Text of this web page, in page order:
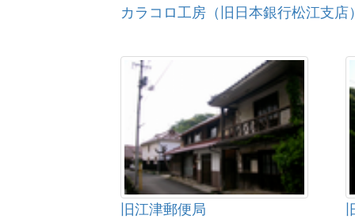
カラコロ工房（旧日本銀行松江支店
旧江津郵便局